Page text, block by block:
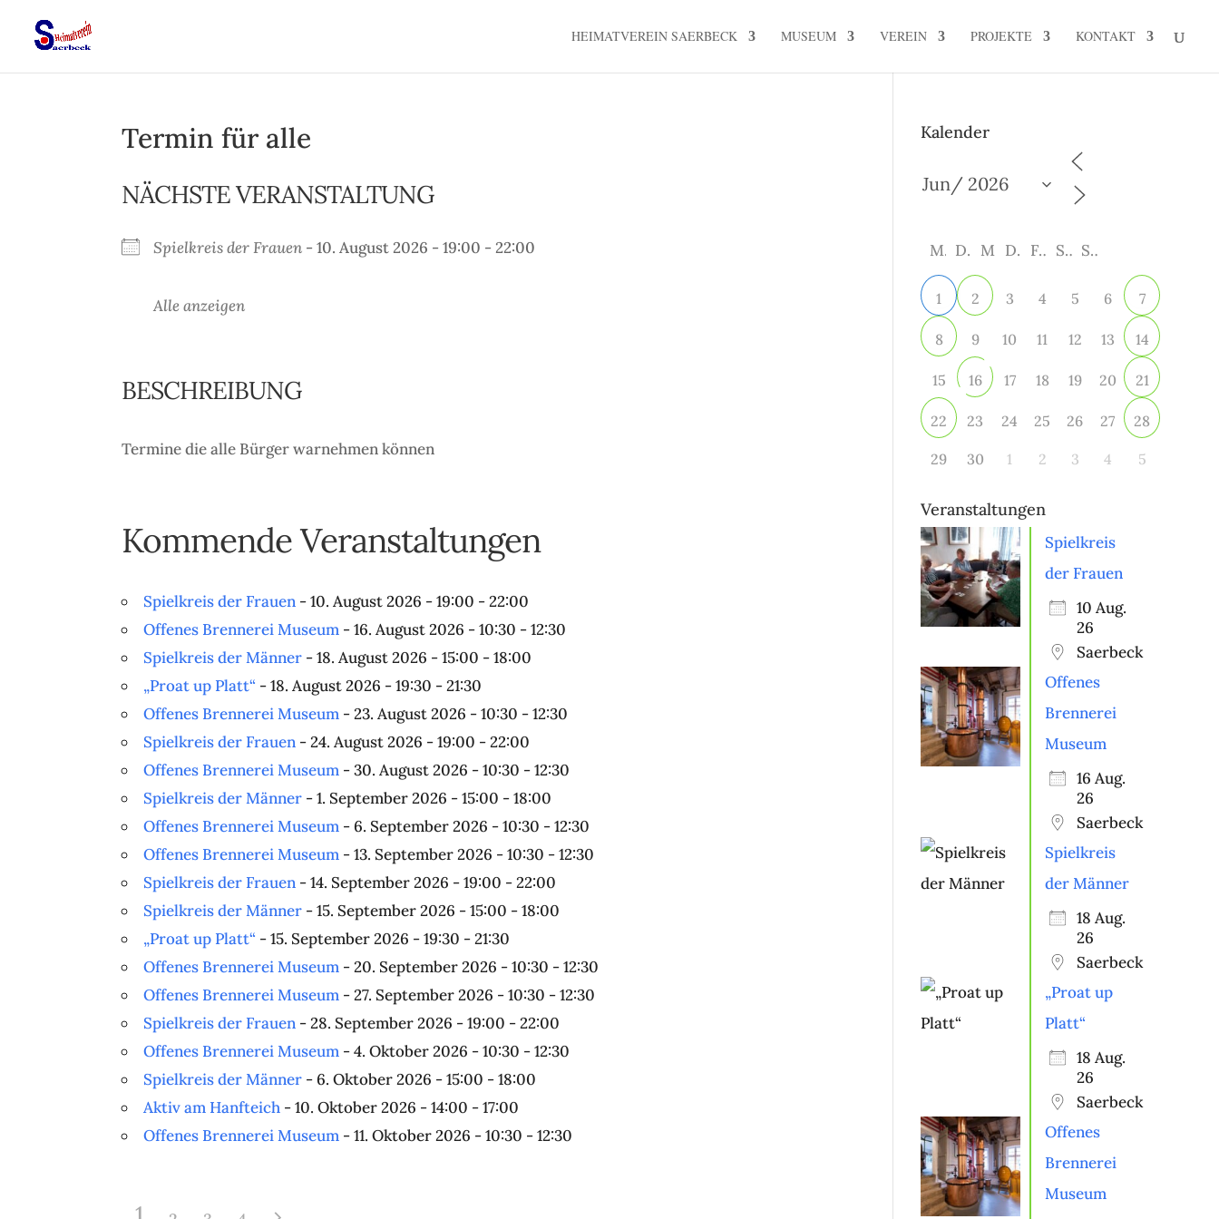
HEIMATVEREIN SAERBECK MUSEUM VEREIN PROJEKTE KONTAKT
Termin für alle
NÄCHSTE VERANSTALTUNG
Spielkreis der Frauen - 10. August 2026 - 19:00 - 22:00
Alle anzeigen
BESCHREIBUNG
Termine die alle Bürger warnehmen können
Kommende Veranstaltungen
Spielkreis der Frauen - 10. August 2026 - 19:00 - 22:00
Offenes Brennerei Museum - 16. August 2026 - 10:30 - 12:30
Spielkreis der Männer - 18. August 2026 - 15:00 - 18:00
„Proat up Platt“ - 18. August 2026 - 19:30 - 21:30
Offenes Brennerei Museum - 23. August 2026 - 10:30 - 12:30
Spielkreis der Frauen - 24. August 2026 - 19:00 - 22:00
Offenes Brennerei Museum - 30. August 2026 - 10:30 - 12:30
Spielkreis der Männer - 1. September 2026 - 15:00 - 18:00
Offenes Brennerei Museum - 6. September 2026 - 10:30 - 12:30
Offenes Brennerei Museum - 13. September 2026 - 10:30 - 12:30
Spielkreis der Frauen - 14. September 2026 - 19:00 - 22:00
Spielkreis der Männer - 15. September 2026 - 15:00 - 18:00
„Proat up Platt“ - 15. September 2026 - 19:30 - 21:30
Offenes Brennerei Museum - 20. September 2026 - 10:30 - 12:30
Offenes Brennerei Museum - 27. September 2026 - 10:30 - 12:30
Spielkreis der Frauen - 28. September 2026 - 19:00 - 22:00
Offenes Brennerei Museum - 4. Oktober 2026 - 10:30 - 12:30
Spielkreis der Männer - 6. Oktober 2026 - 15:00 - 18:00
Aktiv am Hanfteich - 10. Oktober 2026 - 14:00 - 17:00
Offenes Brennerei Museum - 11. Oktober 2026 - 10:30 - 12:30
Kalender
M D M D F S S
1 2 3 4 5 6 7
8 9 10 11 12 13 14
15 16 17 18 19 20 21
22 23 24 25 26 27 28
29 30 1 2 3 4 5
Veranstaltungen
Spielkreis
der Frauen
10 Aug.
26
Saerbeck
Offenes
Brennerei
Museum
16 Aug.
26
Saerbeck
Spielkreis
der Männer
18 Aug.
26
Saerbeck
„Proat up
Platt“
18 Aug.
26
Saerbeck
Offenes
Brennerei
Museum